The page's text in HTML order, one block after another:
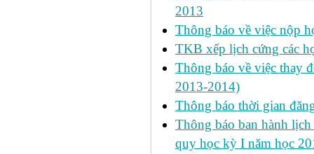
2013
Thông báo về việc nộp
TKB xếp lịch cứng các
Thông báo về việc thay
2013-2014)
Thông báo thời gian
Thông báo ban hành
quy học kỳ I năm học